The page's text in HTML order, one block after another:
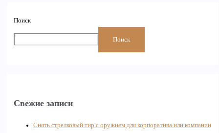
Поиск
Поиск
Свежие записи
Снять стрелковый тир с оружием для корпоратива или компании